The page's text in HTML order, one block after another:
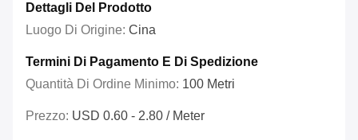
Dettagli Del Prodotto
Luogo Di Origine: Cina
Termini Di Pagamento E Di Spedizione
Quantità Di Ordine Minimo: 100 Metri
Prezzo: USD 0.60 - 2.80 / Meter